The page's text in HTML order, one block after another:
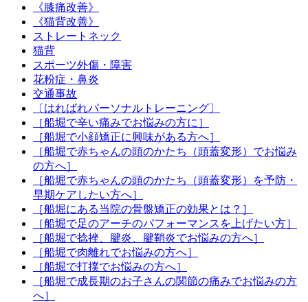
《膝痛改善》
《猫背改善》
ストレートネック
猫背
スポーツ外傷・障害
花粉症・鼻炎
交通事故
〔はればれパーソナルトレーニング〕
［船堀で辛い痛みでお悩みの方に］
［船堀で小顔矯正に興味がある方へ］
［船堀で赤ちゃんの頭のかたち（頭蓋変形）でお悩み
の方へ］
［船堀で赤ちゃんの頭のかたち（頭蓋変形）を予防・
早期ケアしたい方へ］
［船堀にある当院の骨盤矯正の効果とは？］
［船堀で足のアーチのパフォーマンスを上げたい方］
［船堀で捻挫、腱炎、腱鞘炎でお悩みの方へ］
［船堀で肉離れでお悩みの方へ］
［船堀で打撲でお悩みの方へ］
［船堀で成長期のお子さんの関節の痛みでお悩みの方
へ］